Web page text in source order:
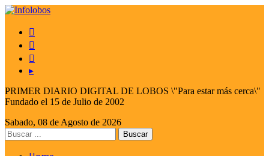



▸
PRIMER DIARIO DIGITAL DE LOBOS \"Para estar más cerca\"
Fundado el 15 de Julio de 2002
Sabado, 08 de Agosto de 2026